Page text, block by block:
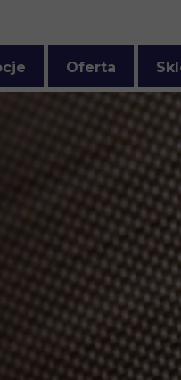
Oferta
Ceratki PTFE
Folie PTFE -
Akcesoria do
Taśmy do
Taśmy do
Powłoki
Inne produkty